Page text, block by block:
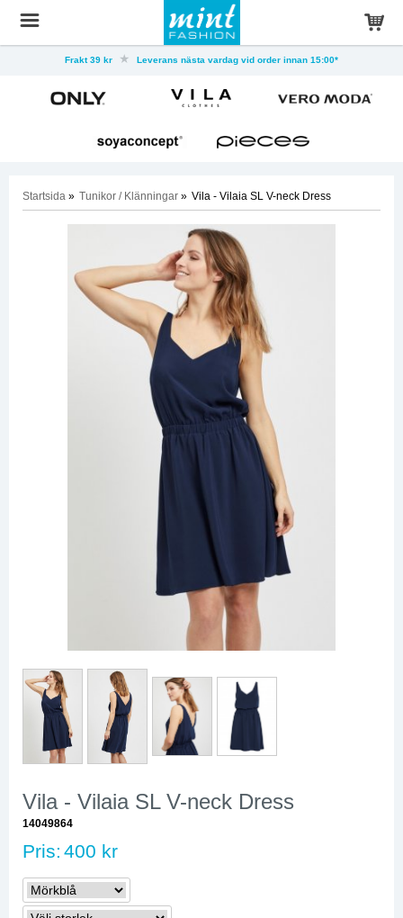
Frakt 39 kr Leverans nästa vardag vid order innan 15:00*
Startsida » Tunikor / Klänningar » Vila - Vilaia SL V-neck Dress
Vila - Vilaia SL V-neck Dress
14049864
Pris: 400 kr